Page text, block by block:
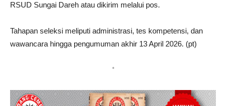
RSUD Sungai Dareh atau dikirim melalui pos.
Tahapan seleksi meliputi administrasi, tes kompetensi, dan
wawancara hingga pengumuman akhir 13 April 2026. (pt)
*